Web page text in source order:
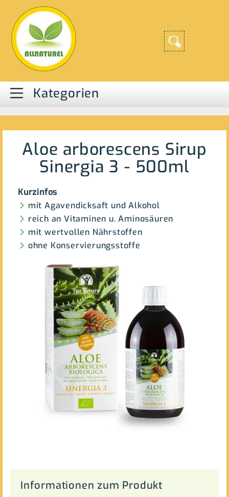
Kategorien
Aloe arborescens Sirup
Sinergia 3 - 500ml
Kurzinfos
mit Agavendicksaft und Alkohol
reich an Vitaminen u. Aminosäuren
mit wertvollen Nährstoffen
ohne Konservierungsstoffe
Informationen zum Produkt